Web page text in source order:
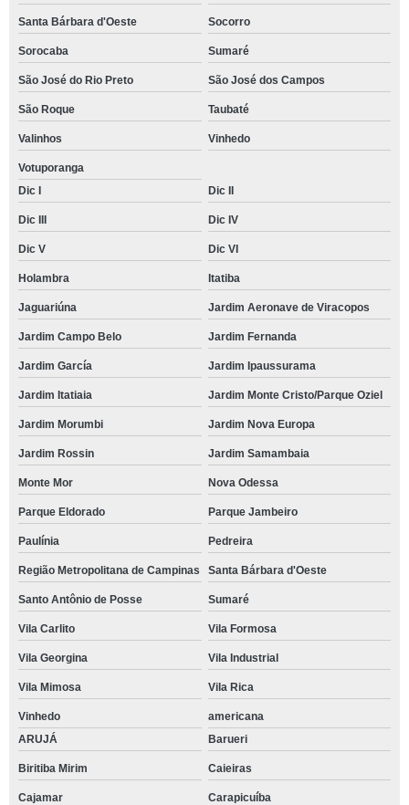
Santa Bárbara d'Oeste Socorro
Sorocaba Sumaré
São José do Rio Preto São José dos Campos
São Roque Taubaté
Valinhos Vinhedo
Votuporanga
Dic I
Dic II
Dic III Dic IV
Dic V Dic VI
Holambra Itatiba
Jaguariúna Jardim Aeronave de Viracopos
Jardim Campo Belo Jardim Fernanda
Jardim García Jardim Ipaussurama
Jardim Itatiaia Jardim Monte Cristo/Parque Oziel
Jardim Morumbi Jardim Nova Europa
Jardim Rossin Jardim Samambaia
Monte Mor Nova Odessa
Parque Eldorado Parque Jambeiro
Paulínia Pedreira
Região Metropolitana de Campinas Santa Bárbara d'Oeste
Santo Antônio de Posse Sumaré
Vila Carlito Vila Formosa
Vila Georgina Vila Industrial
Vila Mimosa Vila Rica
Vinhedo
americana
ARUJÁ
Barueri
Biritiba Mirim Caieiras
Cajamar Carapicuíba